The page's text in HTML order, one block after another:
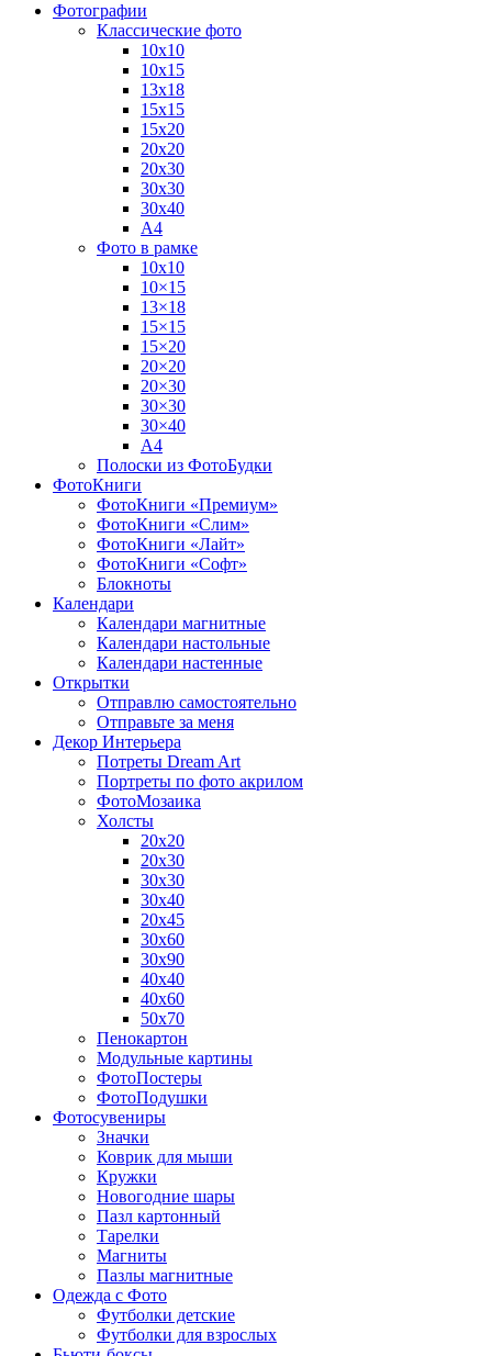
Фотографии
Классические фото
10х10
10х15
13х18
15х15
15х20
20х20
20х30
30х30
30х40
А4
Фото в рамке
10х10
10×15
13×18
15×15
15×20
20×20
20×30
30×30
30×40
A4
Полоски из ФотоБудки
ФотоКниги
ФотоКниги «Премиум»
ФотоКниги «Слим»
ФотоКниги «Лайт»
ФотоКниги «Софт»
Блокноты
Календари
Календари магнитные
Календари настольные
Календари настенные
Открытки
Отправлю самостоятельно
Отправьте за меня
Декор Интерьера
Потреты Dream Art
Портреты по фото акрилом
ФотоМозаика
Холсты
20х20
20х30
30х30
30х40
20х45
30х60
30х90
40х40
40х60
50х70
Пенокартон
Модульные картины
ФотоПостеры
ФотоПодушки
Фотоcувениры
Значки
Коврик для мыши
Кружки
Новогодние шары
Пазл картонный
Тарелки
Магниты
Пазлы магнитные
Одежда с Фото
Футболки детские
Футболки для взрослых